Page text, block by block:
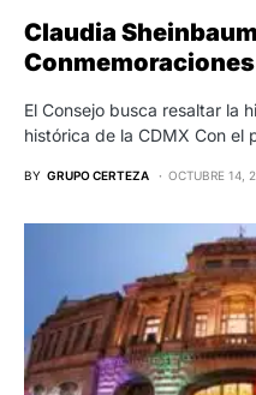
Claudia
Conmemoraciones
El Consejo busca resaltar la
histórica de la CDMX Con el
BY GRUPO CERTEZA OCTUBRE 14,